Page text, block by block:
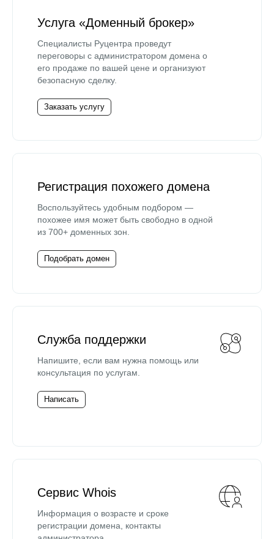
Услуга «Доменный брокер»
Специалисты Руцентра проведут
переговоры с администратором домена о
его продаже по вашей цене и организуют
безопасную сделку.
Заказать услугу
Регистрация похожего домена
Воспользуйтесь удобным подбором —
похожее имя может быть свободно в одной
из 700+ доменных зон.
Подобрать домен
Служба поддержки
Напишите, если вам нужна помощь или
консультация по услугам.
Написать
Сервис Whois
Информация о возрасте и сроке
регистрации домена, контакты